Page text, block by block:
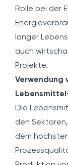
Rolle bei der
langer
auch
Projekte.
Verwendung
Die
den
dem